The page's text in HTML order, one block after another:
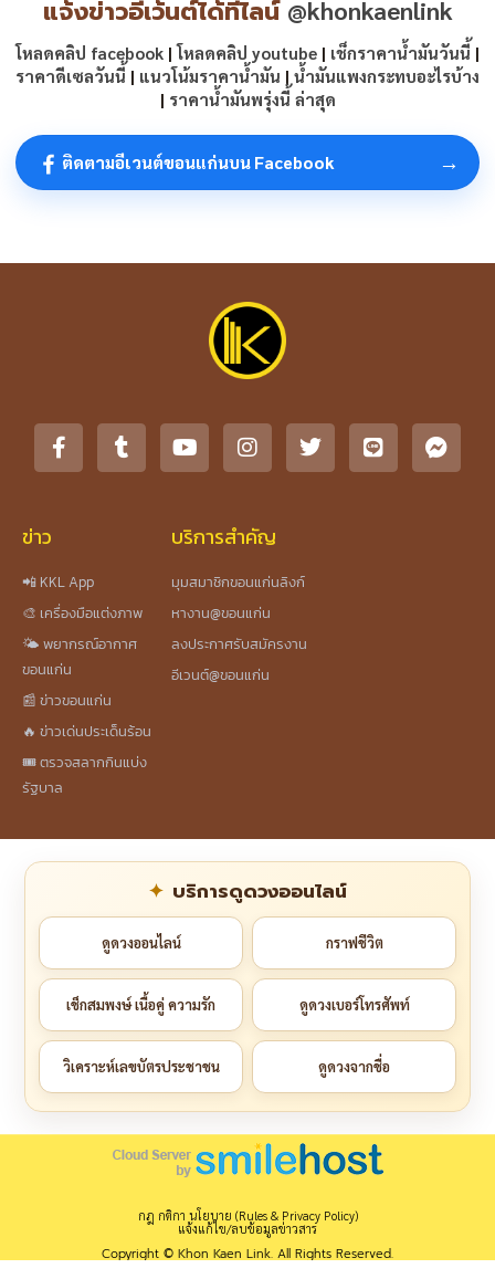
แจ้งข่าวอีเว้นต์ได้ที่ไลน์ @khonkaenlink
โหลดคลิป facebook |โหลดคลิป youtube | เช็กราคาน้ำมันวันนี้ |
ราคาดีเซลวันนี้ | แนวโน้มราคาน้ำมัน | น้ำมันแพงกระทบอะไรบ้าง
| ราคาน้ำมันพรุ่งนี้ ล่าสุด
ติดตามอีเวนต์ขอนแก่นบน Facebook →
ข่าว
📲 KKL App
🎨 เครื่องมือแต่งภาพ
🌤️ พยากรณ์อากาศ
ขอนแก่น
📰 ข่าวขอนแก่น
🔥 ข่าวเด่นประเด็นร้อน
🎟️ ตรวจสลากกินแบ่ง
รัฐบาล
บริการสำคัญ
มุมสมาชิกขอนแก่นลิงก์
หางาน@ขอนแก่น
ลงประกาศรับสมัครงาน
อีเวนต์@ขอนแก่น
บริการดูดวงออนไลน์
ดูดวงออนไลน์ กราฟชีวิต
เช็กสมพงษ์ เนื้อคู่ ความรัก ดูดวงเบอร์โทรศัพท์
วิเคราะห์เลขบัตรประชาชน ดูดวงจากชื่อ
กฎ กติกา นโยบาย (Rules & Privacy Policy)
แจ้งแก้ไข/ลบข้อมูลข่าวสาร
Copyright © Khon Kaen Link. All Rights Reserved.